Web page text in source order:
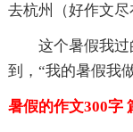
去杭州（好作文
这个暑假我过
到，“我的暑假我
暑假的作文300字